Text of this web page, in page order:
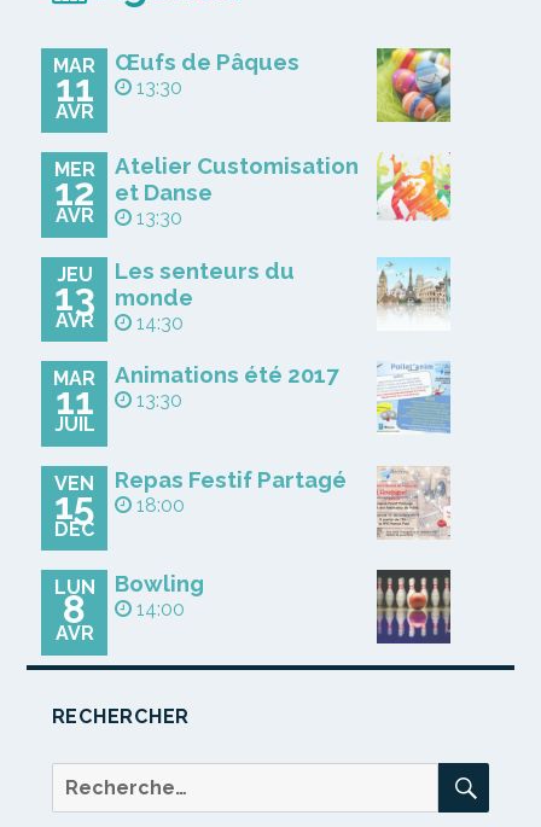
MAR
11
AVR
Œufs de Pâques
13:30
MER
12
AVR
Atelier Customisation
et Danse
13:30
JEU
13
AVR
Les senteurs du
monde
14:30
MAR
11
JUIL
Animations été 2017
13:30
VEN
15
DÉC
Repas Festif Partagé
18:00
LUN
8
AVR
Bowling
14:00
RECHERCHER
Recherche